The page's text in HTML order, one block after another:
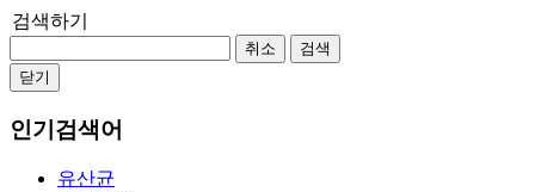
검색하기
취소
검색
닫기
인기검색어
유산균